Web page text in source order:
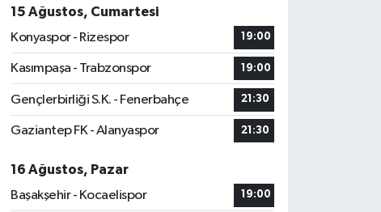
15 Ağustos, Cumartesi
Konyaspor - Rizespor
19:00
Kasımpaşa - Trabzonspor 19:00
Gençlerbirliği S.K. - Fenerbahçe 21:30
Gaziantep FK - Alanyaspor 21:30
16 Ağustos, Pazar
Başakşehir - Kocaelispor
19:00